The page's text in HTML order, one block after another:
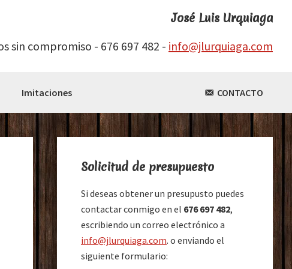
José Luis Urquiaga
sin compromiso - 676 697 482 - info@jlurquiaga.com
Imitaciones CONTACTO
Barra
lateral
principal
Solicitud de presupuesto
Si deseas obtener un presupusto puedes
contactar conmigo en el 676 697 482,
escribiendo un correo electrónico a
info@jlurquiaga.com. o enviando el
siguiente formulario: